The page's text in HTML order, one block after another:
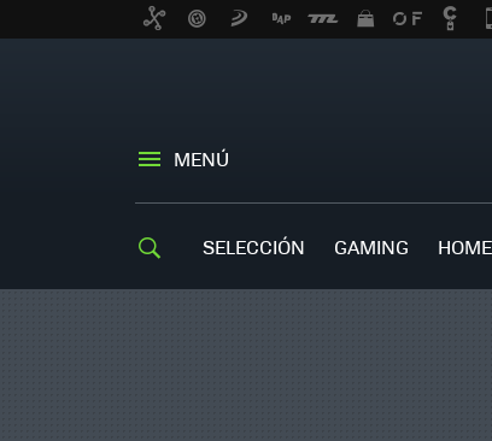
MENÚ
SELECCIÓN GAMING HOME